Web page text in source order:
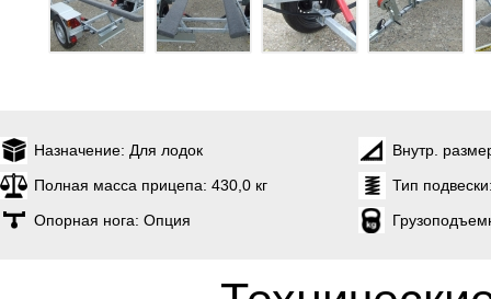
Назначение: Для лодок
Внутр.
Полная масса прицепа: 430,0 кг
Тип
Опорная нога: Опция